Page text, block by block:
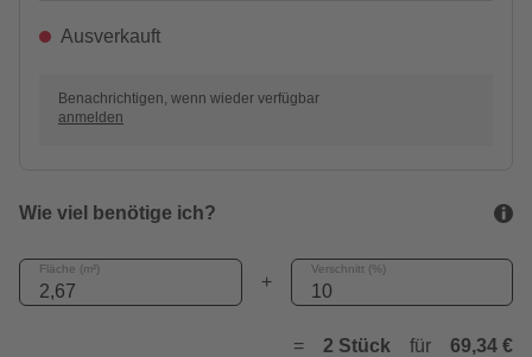
Ausverkauft
Benachrichtigen, wenn wieder verfügbar
anmelden
Wie viel benötige ich?
Fläche (m²)
+
Verschnitt (%)
= 2 Stück für 69,34 €